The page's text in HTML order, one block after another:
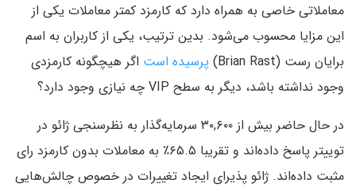
معاملاتی خاصی به همراه دارد که کارمزد کمتر معاملات یکی از
این مزایا محسوب می‌شود. بدین ترتیب، یکی از کاربران به اسم
برایان رست (Brian Rast)
پرسیده است اگر هیچگونه کارمزدی
وجود نداشته باشد، دیگر به سطح VIP چه نیازی وجود دارد؟
در حال حاضر بیش از ۳۰,۶۰۰ سرمایه‌گذار به نظرسنجی ژائو در
توییتر پاسخ داده‌اند و تقریبا ۶۵.۵٪ به معاملات بدون کارمزد رای
مثبت داده‌اند. ژائو پذیرای ایجاد تغییرات در خصوص چالش‌هایی